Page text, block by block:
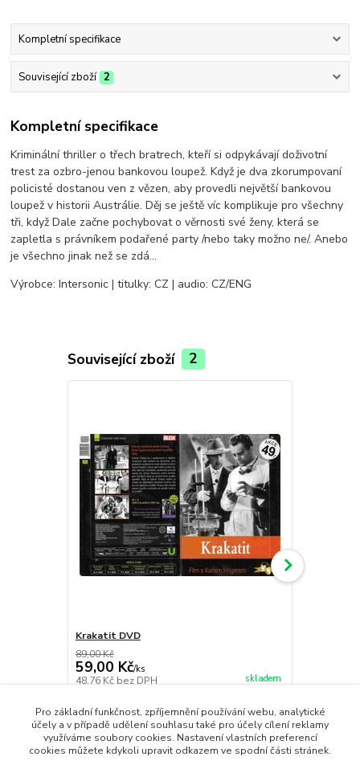
Kompletní specifikace
Související zboží 2
Kompletní specifikace
Kriminální thriller o třech bratrech, kteří si odpykávají doživotní
trest za ozbro-jenou bankovou loupež. Když je dva zkorumpovaní
policisté dostanou ven z vězen, aby provedli největší bankovou
loupež v historii Austrálie. Děj se ještě víc komplikuje pro všechny
tři, když Dale začne pochybovat o věrnosti své ženy, která se
zapletla s právníkem podařené party /nebo taky možno ne/. Anebo
je všechno jinak než se zdá...
Výrobce: Intersonic | titulky: CZ | audio: CZ/ENG
Související zboží 2
Krakatit DVD
89,00 Kč
59,00 Kč/ks
48,76 Kč bez DPH skladem
Přidat do košíku
Pro základní funkčnost, zpříjemnění používání webu, analytické
účely a v případě udělení souhlasu také pro účely cílení reklamy
využíváme soubory cookies. Nastavení vlastních preferencí
cookies můžete kdykoli upravit odkazem ve spodní části stránek.